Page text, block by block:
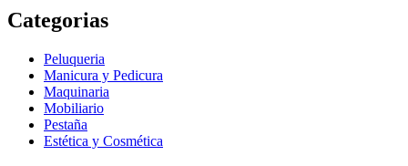
Categorias
Peluqueria
Manicura y Pedicura
Maquinaria
Mobiliario
Pestaña
Estética y Cosmética